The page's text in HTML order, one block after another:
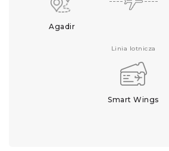
Agadir
Linia lotnicza
Smart Wings